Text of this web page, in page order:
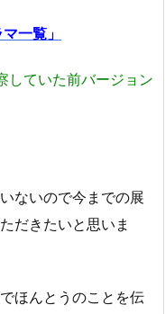
一覧」
していた前バージョン
ないので今までの展
だきたいと思いま
ほんとうのことを伝